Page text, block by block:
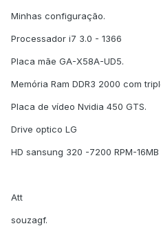
Minhas configuração.
Processador i7 3.0 - 1366
Placa mãe GA-X58A-UD5.
Memória Ram DDR3 2000 com
Placa de vídeo Nvidia 450 GTS.
Drive optico LG
HD sansung 320 -7200 RPM-16MB
Att
souzagf.